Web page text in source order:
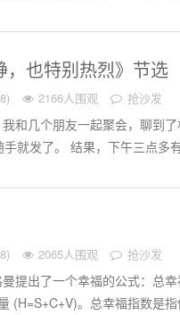
，也特别热烈》节选
2166人围观 抢沙发
和几个朋友一起聚会，聊到了
就发了。 结果，下午三点多
2065人围观 抢沙发
提出了一个幸福的公式：总
(H=S+C+V)。总幸福指数是